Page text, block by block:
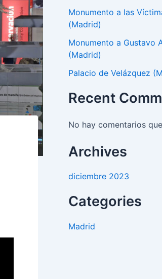
Monumento a las
(Madrid)
Monumento a Gustavo
(Madrid)
Palacio de Velázquez
Recent
No hay comentarios
Archives
diciembre 2023
Categories
Madrid